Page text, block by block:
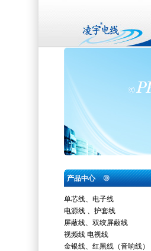
产品中心
单芯线、电子线
电源线 、护套线
屏蔽线、双绞屏蔽线
视频线 电视线
金银线、红黑线（音响线）